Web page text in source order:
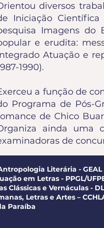
diversos
Iniciação
Imagens do
e erudita:
Atuação e
1990).
a função de
Programa de Pós-
de Chico
ainda uma
de
Literária - GEAL
em Letras - PPGL/
Clássicas e Vernáculas -
Letras e Artes –
Paraíba